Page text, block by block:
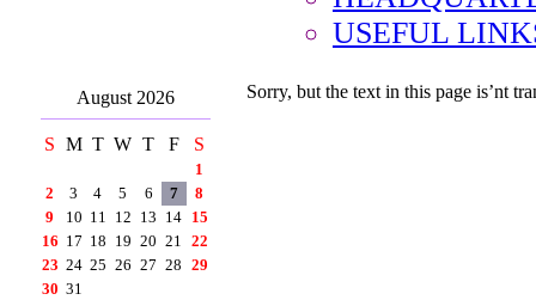
USEFUL
August 2026
S M T W T F S
1
2
3 4 5 6 7
8
9
10 11 12 13 14 15
16 17 18 19 20 21 22
23 24 25 26 27 28 29
30 31
Sorry, but the text in this page is’nt